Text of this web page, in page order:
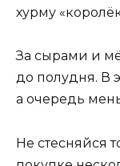
хурму
За сырами и
до полудня. В
а очередь
Не стесняйся